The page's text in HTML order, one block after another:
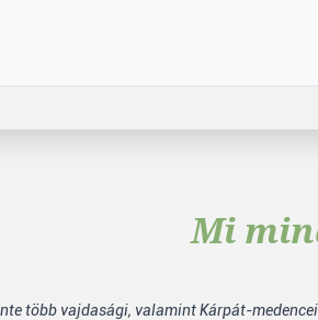
Mi
több vajdasági, valamint Kárpát-